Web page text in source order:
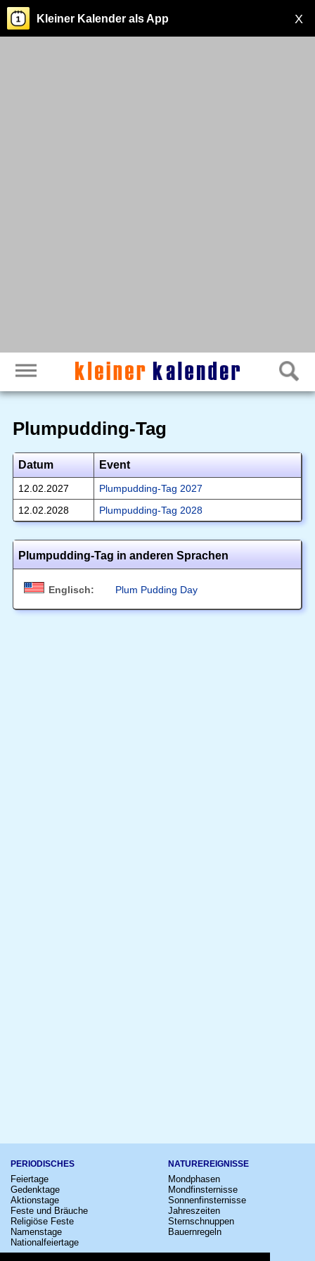
X
Kleiner Kalender als App
Plumpudding-Tag
Datum Event
12.02.2027
Plumpudding-Tag 2027
12.02.2028
Plumpudding-Tag 2028
Plumpudding-Tag in anderen Sprachen
Englisch: Plum Pudding Day
PERIODISCHES
Feiertage
Gedenktage
Aktionstage
Feste und Bräuche
Religiöse Feste
Namenstage
Nationalfeiertage
NATUREREIGNISSE
Mondphasen
Mondfinsternisse
Sonnenfinsternisse
Jahreszeiten
Sternschnuppen
Bauernregeln